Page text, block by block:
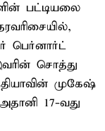
பட்டியலை
பெர்னார்ட்
சொத்து
முகேஷ்
17-வது